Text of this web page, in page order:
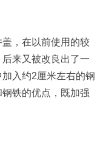
，在以前使用的较
来又被改良出了一
入约2厘米左右的钢
铁的优点，既加强